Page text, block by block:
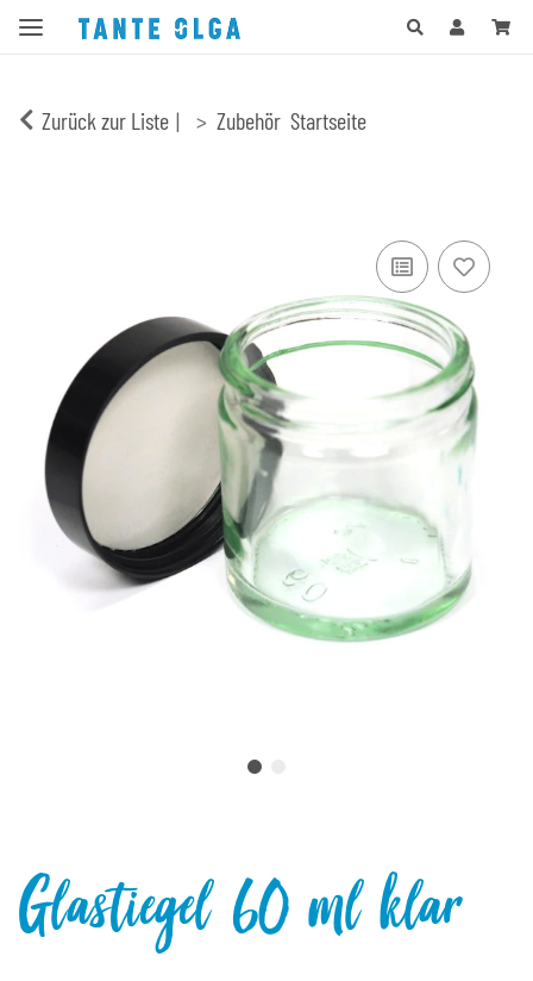
Zurück zur Liste Zubehör Startseite
Glastiegel 60 ml klar